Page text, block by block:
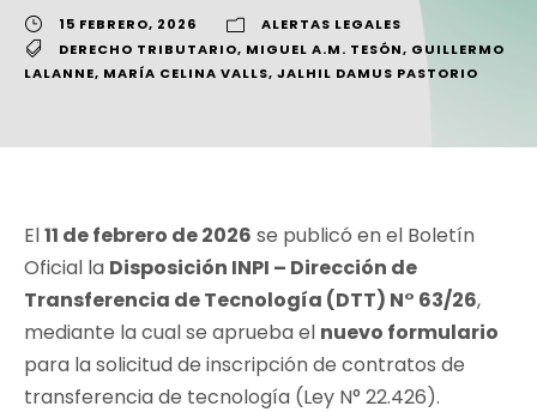
15 FEBRERO, 2026
ALERTAS LEGALES
DERECHO TRIBUTARIO, MIGUEL A.M. TESÓN, GUILLERMO
LALANNE, MARÍA CELINA VALLS, JALHIL DAMUS PASTORIO
El11 de febrero de 2026 se publicó en el Boletín
Oficial la Disposición INPI – Dirección de
Transferencia de Tecnología (DTT) N° 63/26,
mediante la cual se aprueba el nuevo formulario
para la solicitud de inscripción de contratos de
transferencia de tecnología (Ley N° 22.426).